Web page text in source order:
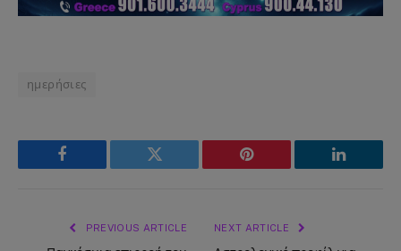
ημερήσιες
Facebook Twitter Pinterest LinkedIn
PREVIOUS ARTICLE NEXT ARTICLE